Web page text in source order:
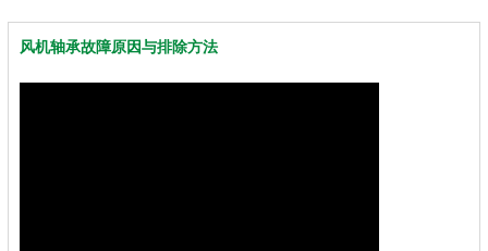
风机轴承故障原因与排除方法